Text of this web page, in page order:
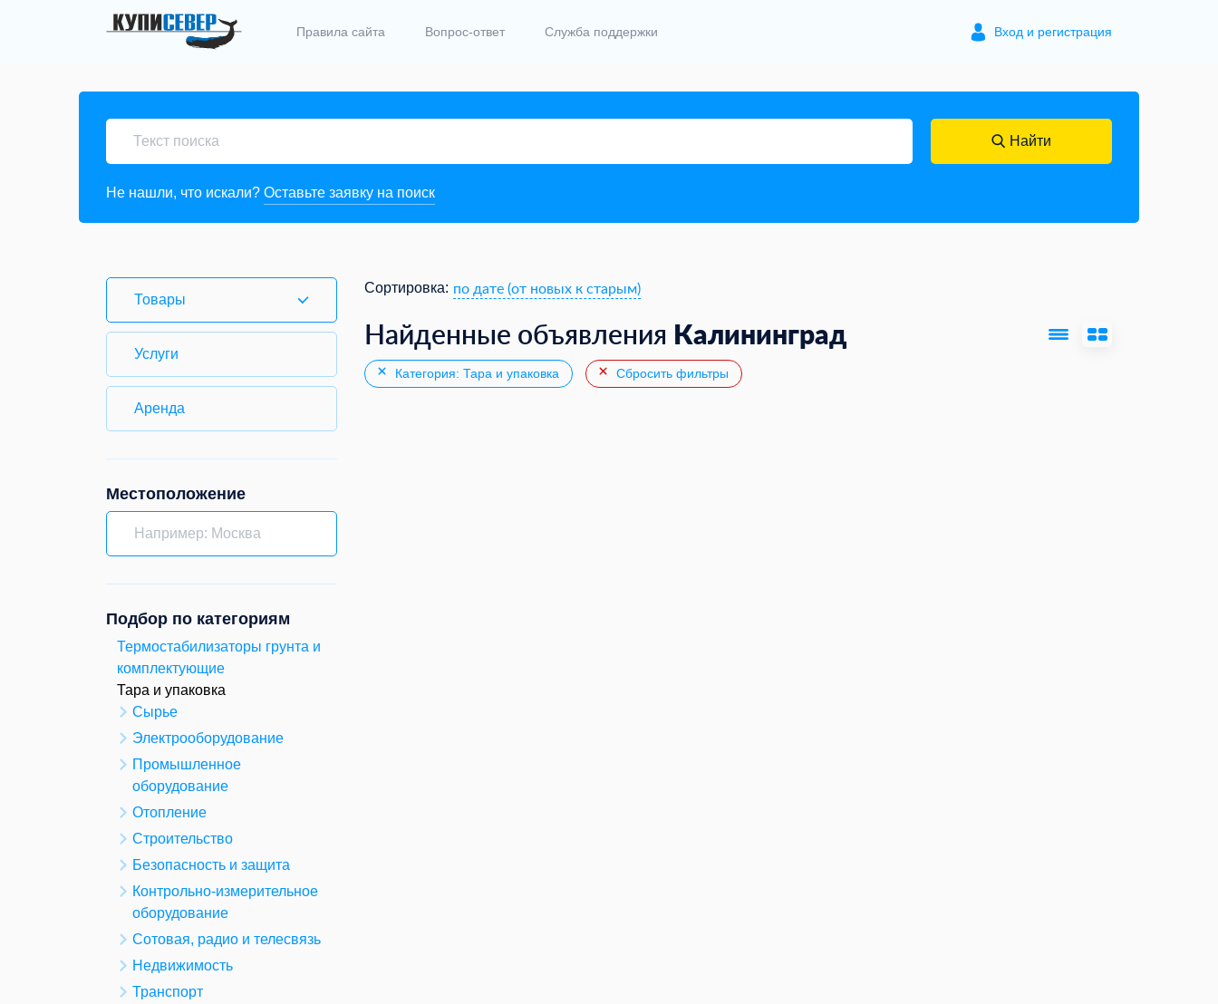
Правила сайта Вопрос-ответ Служба поддержки Вход и регистрация
Найти
Не нашли, что искали? Оставьте заявку на поиск
Товары
Услуги
Аренда
Местоположение
Подбор по категориям
Термостабилизаторы грунта и
комплектующие
Тара и упаковка
Сырье
Электрооборудование
Промышленное
оборудование
Отопление
Строительство
Безопасность и защита
Контрольно-измерительное
оборудование
Сотовая, радио и телесвязь
Недвижимость
Транспорт
Сортировка: по дате (от новых к старым)
Найденные объявления Калининград
Категория: Тара и упаковка Сбросить фильтры